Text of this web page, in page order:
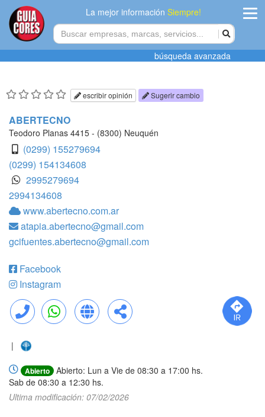
La mejor informaciónSiempre!
Agregar
búsqueda avanzada
escribir opinión Sugerir cambio
ABERTECNO
Teodoro Planas 4415 - (8300) Neuquén
(0299) 155279694
(0299) 154134608
2995279694
2994134608
www.abertecno.com.ar
atapia.abertecno@gmail.com
gcifuentes.abertecno@gmail.com
Facebook
Instagram
Llamar WhatsApp Web Compartir
|
Abierto
Abierto: Lun a Vie de 08:30 a 17:00 hs.
Sab de 08:30 a 12:30 hs.
Ultima modificación: 07/02/2026